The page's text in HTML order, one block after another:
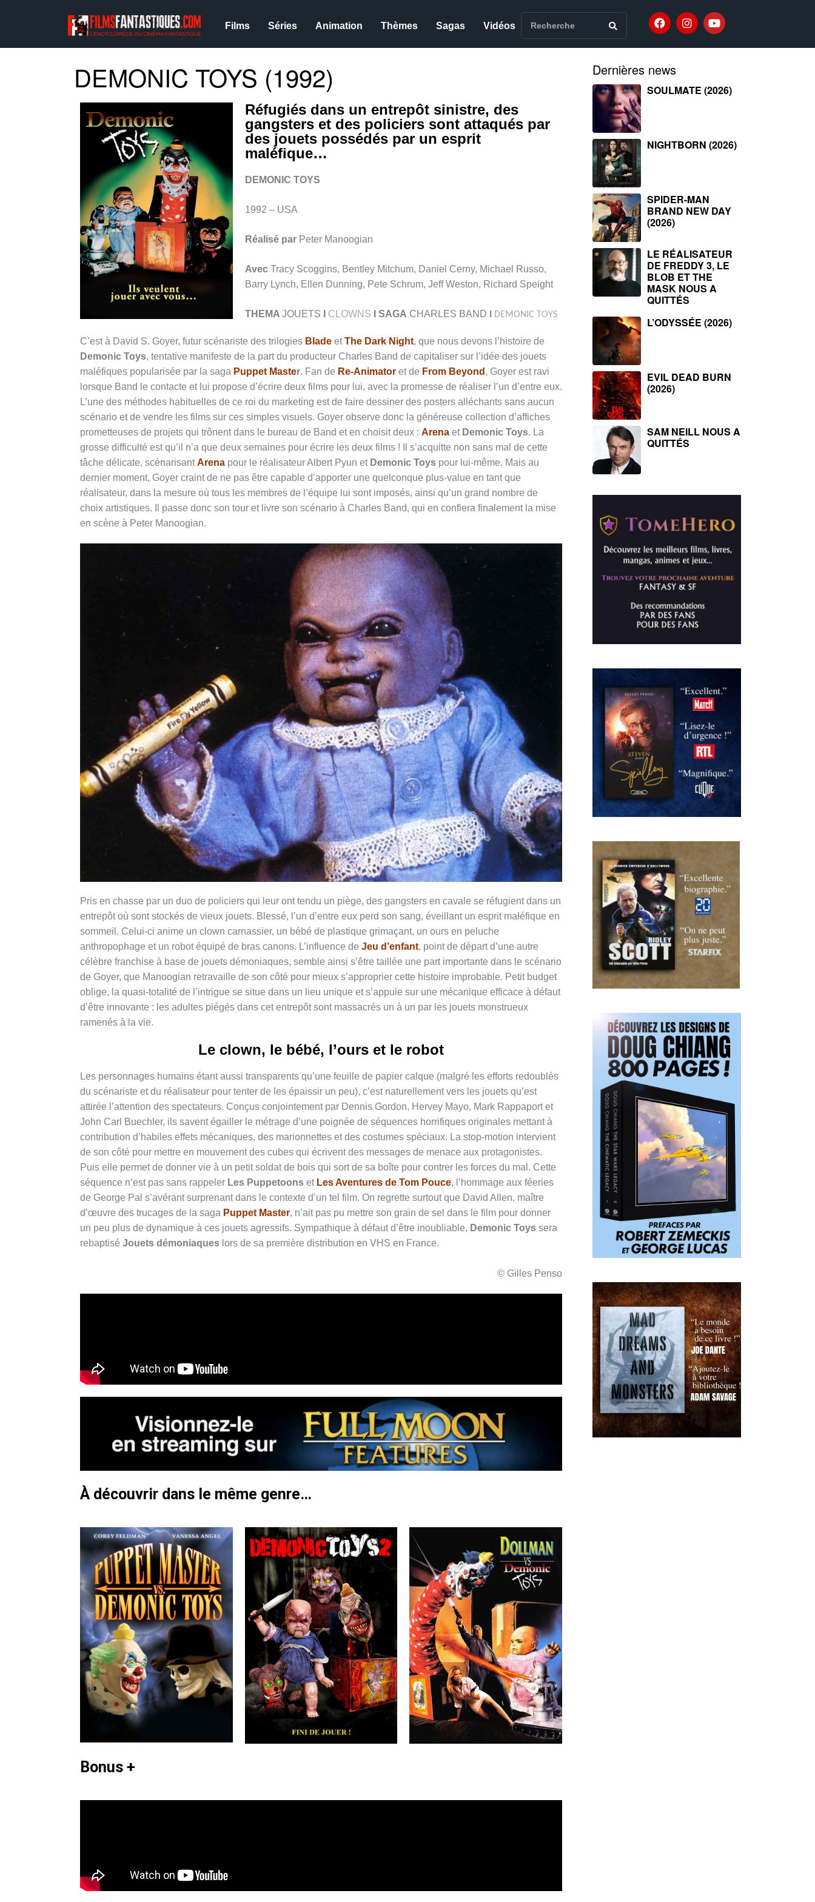
Films Séries Animation Thèmes Sagas Vidéos
DEMONIC TOYS (1992)
Réfugiés dans un entrepôt sinistre, des
gangsters et des policiers sont attaqués par
des jouets possédés par un esprit
maléfique…
DEMONIC TOYS
1992 – USA
Réalisé par Peter Manoogian
Avec Tracy Scoggins, Bentley Mitchum, Daniel Cerny, Michael Russo,
Barry Lynch, Ellen Dunning, Pete Schrum, Jeff Weston, Richard Speight
THEMA JOUETS CLOWNS I SAGA CHARLES BAND DEMONIC TOYS
C’est à David S. Goyer, futur scénariste des trilogies Blade etThe Dark Night, que nous devons l’histoire de
Demonic Toys, tentative manifeste de la part du producteur Charles Band de capitaliser sur l’idée des jouets
maléfiques popularisée par la saga Puppet Master. Fan de Re-Animator et de From Beyond , Goyer est ravi
lorsque Band le contacte et lui propose d’écrire deux films pour lui, avec la promesse de réaliser l’un d’entre eux.
L’une des méthodes habituelles de ce roi du marketing est de faire dessiner des posters alléchants sans aucun
scénario et de vendre les films sur ces simples visuels. Goyer observe donc la généreuse collection d’affiches
prometteuses de projets qui trônent dans le bureau de Band et en choisit deux : Arena et Demonic Toys. La
grosse difficulté est qu’il n’a que deux semaines pour écrire les deux films ! Il s’acquitte non sans mal de cette
tâche délicate, scénarisantArena pour le réalisateur Albert Pyun et Demonic Toys pour lui-même. Mais au
dernier moment, Goyer craint de ne pas être capable d’apporter une quelconque plus-value en tant que
réalisateur, dans la mesure où tous les membres de l’équipe lui sont imposés, ainsi qu’un grand nombre de
choix artistiques. Il passe donc son tour et livre son scénario à Charles Band, qui en confiera finalement la mise
en scène à Peter Manoogian.
Pris en chasse par un duo de policiers qui leur ont tendu un piège, des gangsters en cavale se réfugient dans un
entrepôt où sont stockés de vieux jouets. Blessé, l’un d’entre eux perd son sang, éveillant un esprit maléfique en
sommeil. Celui-ci anime un clown carnassier, un bébé de plastique grimaçant, un ours en peluche
anthropophage et un robot équipé de bras canons. L’influence de Jeu d’enfant, point de départ d’une autre
célèbre franchise à base de jouets démoniaques, semble ainsi s’être taillée une part importante dans le scénario
de Goyer, que Manoogian retravaille de son côté pour mieux s’approprier cette histoire improbable. Petit budget
oblige, la quasi-totalité de l’intrigue se situe dans un lieu unique et s’appuie sur une mécanique efficace à défaut
d’être innovante : les adultes piégés dans cet entrepôt sont massacrés un à un par les jouets monstrueux
ramenés à la vie.
Le clown, le bébé, l’ours et le robot
Les personnages humains étant aussi transparents qu’une feuille de papier calque (malgré les efforts redoublés
du scénariste et du réalisateur pour tenter de les épaissir un peu), c’est naturellement vers les jouets qu’est
attirée l’attention des spectateurs. Conçus conjointement par Dennis Gordon, Hervey Mayo, Mark Rappaport et
John Carl Buechler, ils savent égailler le métrage d’une poignée de séquences horrifiques originales mettant à
contribution d’habiles effets mécaniques, des marionnettes et des costumes spéciaux. La stop-motion intervient
de son côté pour mettre en mouvement des cubes qui écrivent des messages de menace aux protagonistes.
Puis elle permet de donner vie à un petit soldat de bois qui sort de sa boîte pour contrer les forces du mal. Cette
séquence n’est pas sans rappeler Les Puppetoons et Les Aventures de Tom Pouce, l’hommage aux féeries
de George Pal s’avérant surprenant dans le contexte d’un tel film. On regrette surtout que David Allen, maître
d’œuvre des trucages de la saga Puppet Master, n’ait pas pu mettre son grain de sel dans le film pour donner
un peu plus de dynamique à ces jouets agressifs. Sympathique à défaut d’être inoubliable, Demonic Toys sera
rebaptisé Jouets démoniaques lors de sa première distribution en VHS en France.
© Gilles Penso
À découvrir dans le même genre…
Bonus +
Dernières news
SOULMATE (2026)
NIGHTBORN (2026)
SPIDER-MAN
BRAND NEW DAY
(2026)
LE RÉALISATEUR
DE FREDDY 3, LE
BLOB ET THE
MASK NOUS A
QUITTÉS
L’ODYSSÉE (2026)
EVIL DEAD BURN
(2026)
SAM NEILL NOUS A
QUITTÉS